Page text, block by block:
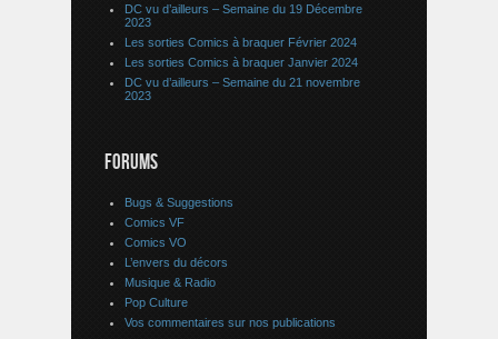
DC vu d’ailleurs – Semaine du 19 Décembre
2023
Les sorties Comics à braquer Février 2024
Les sorties Comics à braquer Janvier 2024
DC vu d’ailleurs – Semaine du 21 novembre
2023
FORUMS
Bugs & Suggestions
Comics VF
Comics VO
L’envers du décors
Musique & Radio
Pop Culture
Vos commentaires sur nos publications